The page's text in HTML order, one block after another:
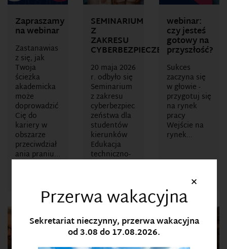
Zapraszamy
na webinar
Zastanawias
z się, jak
Twoja
ścieżka
akademicka
może
doprowadzić
Cię do
kariery w
obszarze
przeciwdział
ania praniu...
SEMINARIUM
Z
ZAKRESU
CYBERBEZPIECZEŃSTWA
20 maja 2026
r. odbyło się
Seminarium
z zakresu
cyberbezpiec
zeństwa dla
studentów
kierunków
Edukacja
techniczno-
webinar:
czy jesteś
gotowy na
przyszłość?
Sukces
zaczyna się
w głowie -
przygotuj się
na rynek
pracy
Wejście na
rynek...
×
Przerwa wakacyjna
Sekretariat nieczynny, przerwa wakacyjna
od 3.08 do 17.08.2026.